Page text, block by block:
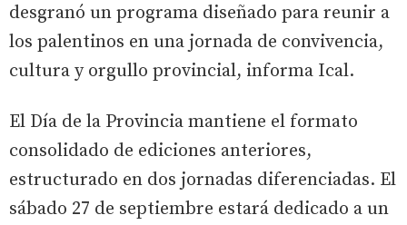
desgranó un programa diseñado para reunir a
los palentinos en una jornada de convivencia,
cultura y orgullo provincial, informa Ical.
El Día de la Provincia mantiene el formato
consolidado de ediciones anteriores,
estructurado en dos jornadas diferenciadas. El
sábado 27 de septiembre estará dedicado a un